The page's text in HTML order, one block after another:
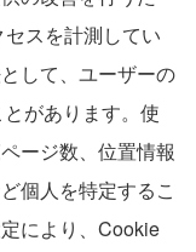
スを計測してい
して、ユーザーの
があります。使
ージ数、位置情報
個人を特定するこ
により、Cookie